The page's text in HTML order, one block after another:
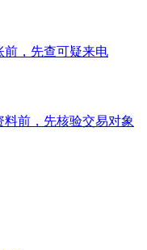
前，先查可疑来电
前，先核验交易对象